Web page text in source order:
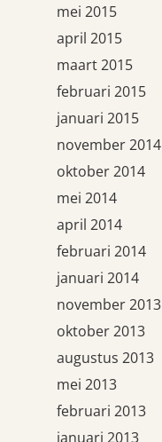
mei 2015
april 2015
maart 2015
februari 2015
januari 2015
november 2014
oktober 2014
mei 2014
april 2014
februari 2014
januari 2014
november 2013
oktober 2013
augustus 2013
mei 2013
februari 2013
januari 2013